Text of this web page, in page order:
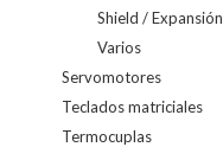
Shield / Expansión
Varios
Servomotores
Teclados matriciales
Termocuplas